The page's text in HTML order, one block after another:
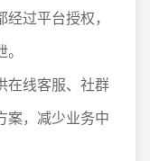
过平台授权，
在线客服、社群
案，减少业务中